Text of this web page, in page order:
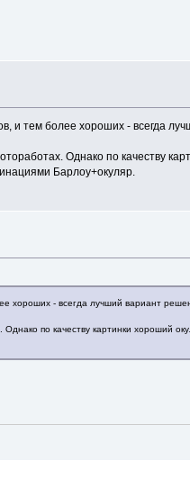
и тем более хороших - всегда
Однако по качеству
Барлоу+окуляр.
хороших - всегда лучший вариант
по качеству картинки хороший